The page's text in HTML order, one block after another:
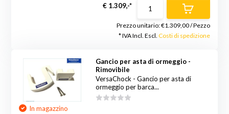
€ 1.309,-*
Prezzo unitario:€1.309,00/Pezzo
* IVA Incl. Escl. Costi di spedizione
Gancio per asta di ormeggio -
Rimovibile
VersaChock - Gancio per asta di
ormeggio per barca...
In magazzino